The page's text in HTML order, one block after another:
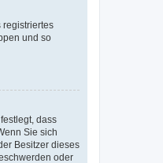
registriertes
und so
dass
Sie sich
Besitzer dieses
oder